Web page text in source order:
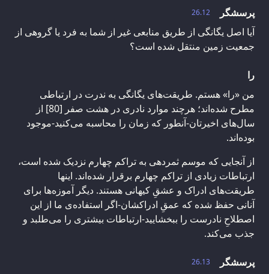
26.12
پرسشگر
آیا اصل یگانگی از طریق منابعی غیر از شما به فرد یا گروهی از
جمعیت زمین منتقل شده است؟
را
من «را» هستم. طریقت‌های یگانگی به ندرت در ارتباطی
مطرح شده‌اند؛ هرچند موارد نادری در هشت صفر [80] از
سال‌های اخیرتان-آنطور که زمان را محاسبه می‌کنید-موجود
بوده‌اند.
از آنجایی که موسم ثمردهی به تراکم چهارم نزدیک شده است،
ارتباطات زیادی از تراکم چهارم برقرار شده‌اند. اینها
طریقت‌های ادراک و عشقِ کیهانی هستند. دیگر آموزه‌ها برای
آنانی حفظ شده‌ که عمقِ ادراکشان-اگر استفاده‌ی ما از این
اصطلاحِ نادرست را ببخشایید-ارتباطات بیشتری را می‌طلبد و
جذب می‌کند.
26.13
پرسشگر